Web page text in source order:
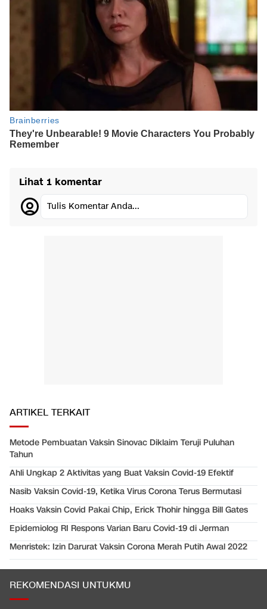
Lihat 1 komentar
Tulis Komentar Anda...
ARTIKEL TERKAIT
Metode Pembuatan Vaksin Sinovac Diklaim Teruji Puluhan
Tahun
Ahli Ungkap 2 Aktivitas yang Buat Vaksin Covid-19 Efektif
Nasib Vaksin Covid-19, Ketika Virus Corona Terus Bermutasi
Hoaks Vaksin Covid Pakai Chip, Erick Thohir hingga Bill Gates
Epidemiolog RI Respons Varian Baru Covid-19 di Jerman
Menristek: Izin Darurat Vaksin Corona Merah Putih Awal 2022
REKOMENDASI UNTUKMU